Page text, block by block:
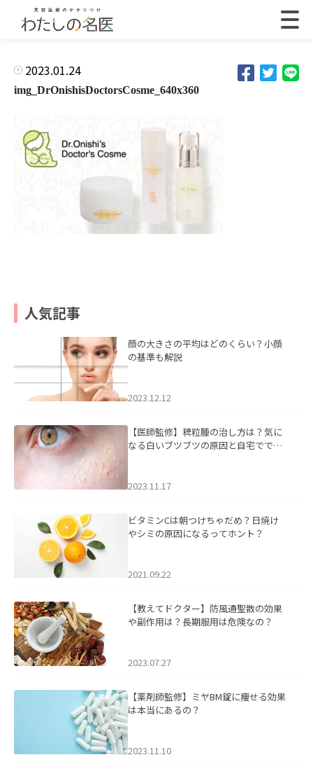
2023.01.24
img_DrOnishisDoctorsCosme_640x360
人気記事
顔の大きさの平均はどのくらい？小顔
の基準も解説
2023.12.12
【医師監修】稗粒腫の治し方は？気に
なる白いブツブツの原因と自宅ででき
2023.11.17
ビタミンCは朝つけちゃだめ？日焼け
やシミの原因になるってホント？
2021.09.22
【教えてドクター】防風通聖散の効果
や副作用は？長期服用は危険なの？
2023.07.27
【薬剤師監修】ミヤBM錠に痩せる効果
は本当にあるの？
2023.11.10